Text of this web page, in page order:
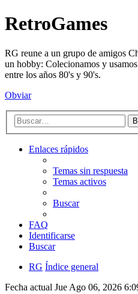
RetroGames
RG reune a un grupo de amigos
un hobby: Colecionamos y
entre los años 80's y 90's.
Obviar
Enlaces rápidos
Temas sin respuesta
Temas activos
Buscar
FAQ
Identificarse
Buscar
RG Índice general
Fecha actual Jue Ago 06, 2026